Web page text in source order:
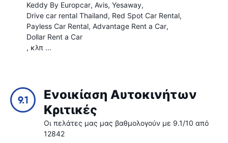
Keddy By Europcar Avis Yesaway
Drive car rental Thailand Red Spot Car Rental
Payless Car Rental Advantage Rent a Car
Dollar Rent a Car
, κλπ ...
9.1
Ενοικίαση Αυτοκινήτων
Κριτικές
Οι πελάτες μας μας βαθμολογούν με 9.1/10 από
12842